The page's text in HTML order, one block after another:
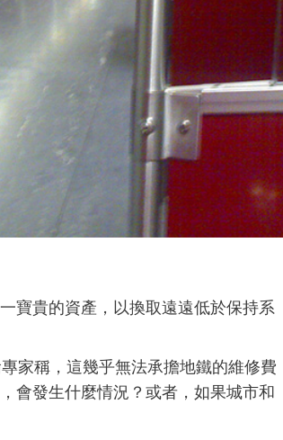
寶貴的資產，以換取遠遠低於保持系
家稱，這幾乎無法承擔地鐵的維修費
會發生什麼情況？或者，如果城市和